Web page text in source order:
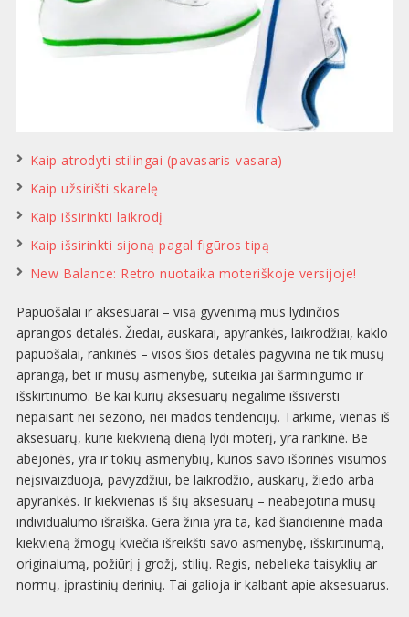
Kaip atrodyti stilingai (pavasaris-vasara)
Kaip užsirišti skarelę
Kaip išsirinkti laikrodį
Kaip išsirinkti sijoną pagal figūros tipą
New Balance: Retro nuotaika moteriškoje versijoje!
Papuošalai ir aksesuarai – visą gyvenimą mus lydinčios
aprangos detalės. Žiedai, auskarai, apyrankės, laikrodžiai, kaklo
papuošalai, rankinės – visos šios detalės pagyvina ne tik mūsų
aprangą, bet ir mūsų asmenybę, suteikia jai šarmingumo ir
išskirtinumo. Be kai kurių aksesuarų negalime išsiversti
nepaisant nei sezono, nei mados tendencijų. Tarkime, vienas iš
aksesuarų, kurie kiekvieną dieną lydi moterį, yra rankinė. Be
abejonės, yra ir tokių asmenybių, kurios savo išorinės visumos
neįsivaizduoja, pavyzdžiui, be laikrodžio, auskarų, žiedo arba
apyrankės. Ir kiekvienas iš šių aksesuarų – neabejotina mūsų
individualumo išraiška. Gera žinia yra ta, kad šiandieninė mada
kiekvieną žmogų kviečia išreikšti savo asmenybę, išskirtinumą,
originalumą, požiūrį į grožį, stilių. Regis, nebelieka taisyklių ar
normų, įprastinių derinių. Tai galioja ir kalbant apie aksesuarus.